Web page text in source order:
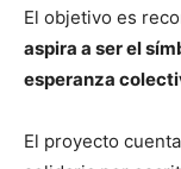
El objetivo es
aspira a ser el
esperanza
El proyecto